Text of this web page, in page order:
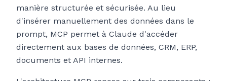
manière structurée et sécurisée. Au lieu
d'insérer manuellement des données dans le
prompt, MCP permet à Claude d'accéder
directement aux bases de données, CRM, ERP,
documents et API internes.